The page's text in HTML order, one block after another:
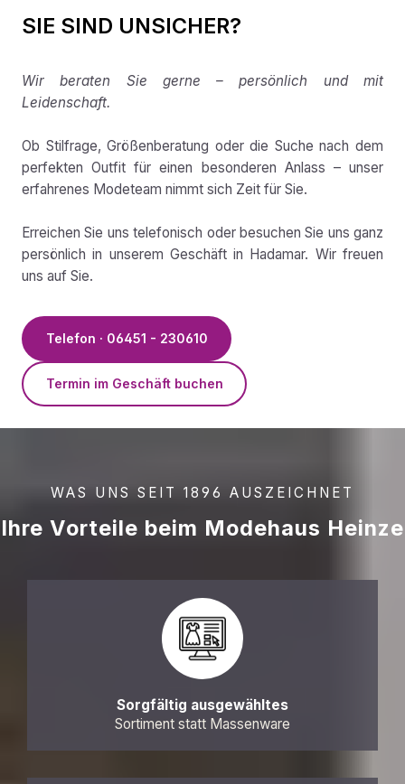
SIE SIND UNSICHER?
Wir beraten Sie gerne – persönlich und mit
Leidenschaft.
Ob Stilfrage, Größenberatung oder die Suche nach dem
perfekten Outfit für einen besonderen Anlass – unser
erfahrenes Modeteam nimmt sich Zeit für Sie.
Erreichen Sie uns telefonisch oder besuchen Sie uns ganz
persönlich in unserem Geschäft in Hadamar. Wir freuen
uns auf Sie.
Telefon · 06451 - 230610
Termin im Geschäft buchen
WAS UNS SEIT 1896 AUSZEICHNET
Ihre Vorteile beim Modehaus Heinze
Sorgfältig ausgewähltes
Sortiment statt Massenware